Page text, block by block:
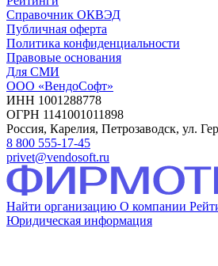
Справочник ОКВЭД
Публичная оферта
Политика конфиденциальности
Правовые основания
Для СМИ
ООО «ВендоСофт»
ИНН 1001288778
ОГРН 1141001011898
Россия, Карелия, Петрозаводск, ул.
8 800 555-17-45
privet@vendosoft.ru
Найти организацию О компании
Юридическая информация